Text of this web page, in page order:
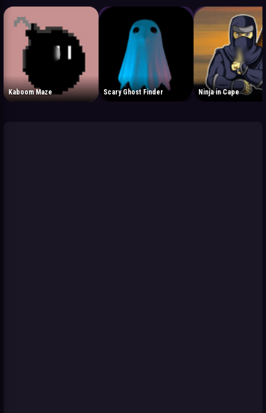
Kaboom Maze Scary Ghost Finder Ninja in Cape